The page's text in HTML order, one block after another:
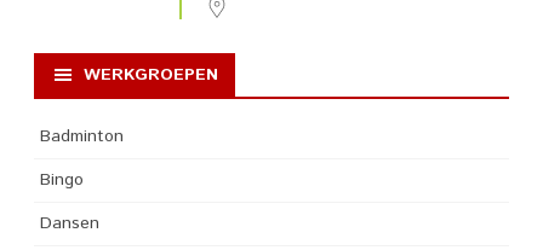
WERKGROEPEN
Badminton
Bingo
Dansen